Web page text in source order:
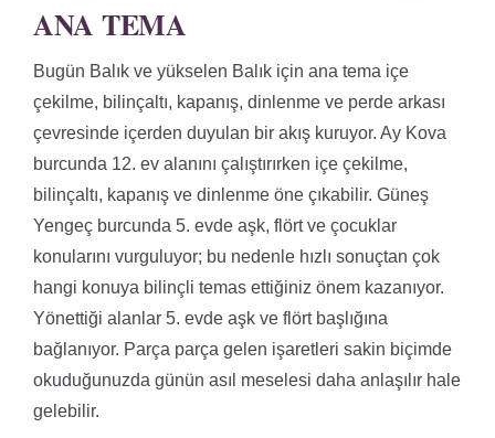
ANA TEMA
Bugün Balık ve yükselen Balık için ana tema içe
çekilme, bilinçaltı, kapanış, dinlenme ve perde arkası
çevresinde içerden duyulan bir akış kuruyor. Ay Kova
burcunda 12. ev alanını çalıştırırken içe çekilme,
bilinçaltı, kapanış ve dinlenme öne çıkabilir. Güneş
Yengeç burcunda 5. evde aşk, flört ve çocuklar
konularını vurguluyor; bu nedenle hızlı sonuçtan çok
hangi konuya bilinçli temas ettiğiniz önem kazanıyor.
Yönettiği alanlar 5. evde aşk ve flört başlığına
bağlanıyor. Parça parça gelen işaretleri sakin biçimde
okuduğunuzda günün asıl meselesi daha anlaşılır hale
gelebilir.